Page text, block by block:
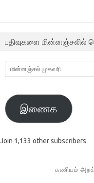
பதிவுகளை மின்னஞ்சலில்
மின்னஞ்சல்
முகவரி
இணைக
Join 1,133 other subscribers
கணியம்